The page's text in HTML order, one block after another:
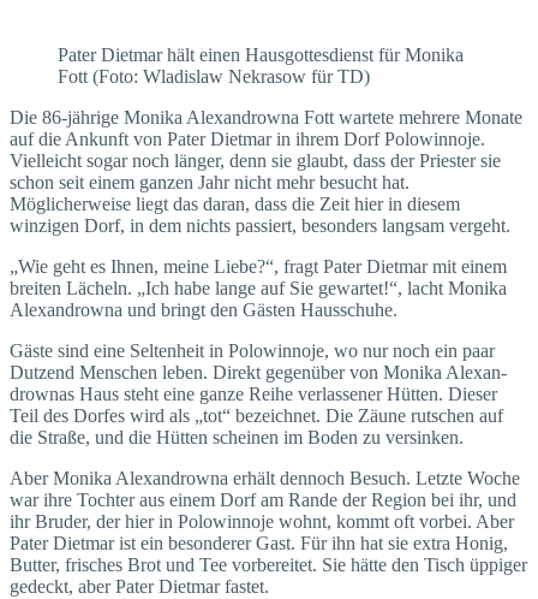
Pater Dietmar hält einen Hausgottesdienst für Monika
Fott (Foto: Wladislaw Nekrasow für TD)
Die 86-jährige Monika Alexan­drowna Fott wartete mehrere Monate
auf die Ankunft von Pater Dietmar in ihrem Dorf Polowinnoje.
Vielleicht sogar noch länger, denn sie glaubt, dass der Priester sie
schon seit einem ganzen Jahr nicht mehr besucht hat.
Möglicherweise liegt das daran, dass die Zeit hier in diesem
winzigen Dorf, in dem nichts passiert, besonders langsam vergeht.
„Wie geht es Ihnen, meine Liebe?“, fragt Pater Dietmar mit einem
breiten Lächeln. „Ich habe lange auf Sie gewartet!“, lacht Monika
Alexandrowna und bringt den Gästen Hausschuhe.
Gäste sind eine Seltenheit in Polowinnoje, wo nur noch ein paar
Dutzend Menschen leben. Direkt gegenüber von Monika Alexan­
drownas Haus steht eine ganze Reihe verlassener Hütten. Dieser
Teil des Dorfes wird als „tot“ bezeichnet. Die Zäune rutschen auf
die Straße, und die Hütten scheinen im Boden zu versinken.
Aber Monika Alexandrowna erhält dennoch Besuch. Letzte Woche
war ihre Tochter aus einem Dorf am Rande der Region bei ihr, und
ihr Bruder, der hier in Polowinnoje wohnt, kommt oft vorbei. Aber
Pater Dietmar ist ein besonderer Gast. Für ihn hat sie extra Honig,
Butter, frisches Brot und Tee vorbereitet. Sie hätte den Tisch üppiger
gedeckt, aber Pater Dietmar fastet.